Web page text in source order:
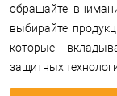
обращайте
выбирайте
которые
защитных